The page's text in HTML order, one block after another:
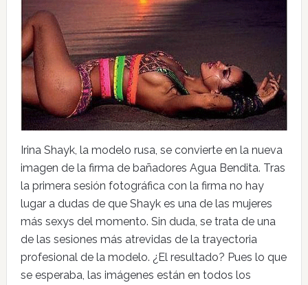
Irina Shayk, la modelo rusa, se convierte en la nueva
imagen de la firma de bañadores Agua Bendita. Tras
la primera sesión fotográfica con la firma no hay
lugar a dudas de que Shayk es una de las mujeres
más sexys del momento. Sin duda, se trata de una
de las sesiones más atrevidas de la trayectoria
profesional de la modelo. ¿El resultado? Pues lo que
se esperaba, las imágenes están en todos los